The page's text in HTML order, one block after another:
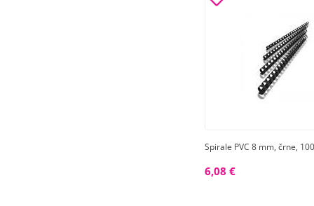
Spirale PVC 8 mm, črne,
6,08 €